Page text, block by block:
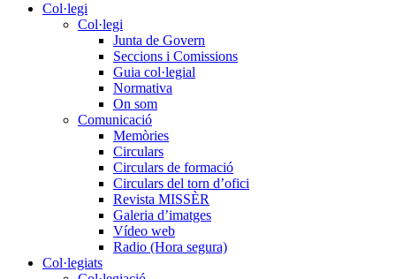
Col·legi
Col·legi
Junta de Govern
Seccions i Comissions
Guia col·legial
Normativa
On som
Comunicació
Memòries
Circulars
Circulars de formació
Circulars del torn d’ofici
Revista MISSÈR
Galeria d’imatges
Vídeo web
Radio (Hora segura)
Col·legiats